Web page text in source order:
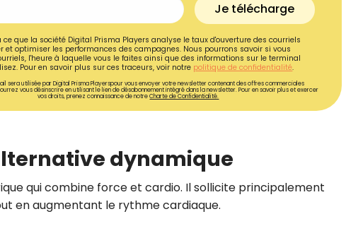
Je télécharge
ce que la société Digital Prisma Players analyse le taux d'ouverture des courriels
et optimiser les performances des campagnes. Nous pourrons savoir si vous
l'heure à laquelle vous le faites ainsi que des informations sur le terminal
Pour en savoir plus sur ces traceurs, voir notre politique de confidentialité.
sera utilisée par Digital Prisma Playerspour vous envoyer votre newsletter contenant des offres commerciales
vous désinscrire en utilisant le lien de désabonnement intégré dans la newsletter. Pour en savoir plus et exercer
vos droits, prenez connaissance de notreCharte de Confidentialité.
dynamique
qui combine force et cardio. Il sollicite principalement
en augmentant le rythme cardiaque.